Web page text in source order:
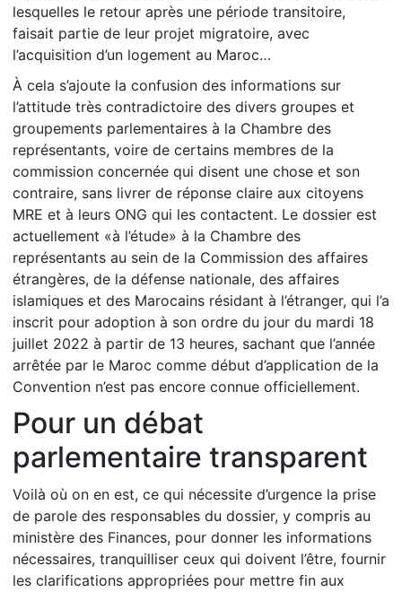
lesquelles le retour après une période transitoire,
faisait partie de leur projet migratoire, avec
l’acquisition d’un logement au Maroc…
À cela s’ajoute la confusion des informations sur
l’attitude très contradictoire des divers groupes et
groupements parlementaires à la Chambre des
représentants, voire de certains membres de la
commission concernée qui disent une chose et son
contraire, sans livrer de réponse claire aux citoyens
MRE et à leurs ONG qui les contactent. Le dossier est
actuellement «à l’étude» à la Chambre des
représentants au sein de la Commission des affaires
étrangères, de la défense nationale, des affaires
islamiques et des Marocains résidant à l’étranger, qui l’a
inscrit pour adoption à son ordre du jour du mardi 18
juillet 2022 à partir de 13 heures, sachant que l’année
arrêtée par le Maroc comme début d’application de la
Convention n’est pas encore connue officiellement.
Pour un débat
parlementaire transparent
Voilà où on en est, ce qui nécessite d’urgence la prise
de parole des responsables du dossier, y compris au
ministère des Finances, pour donner les informations
nécessaires, tranquilliser ceux qui doivent l’être, fournir
les clarifications appropriées pour mettre fin aux